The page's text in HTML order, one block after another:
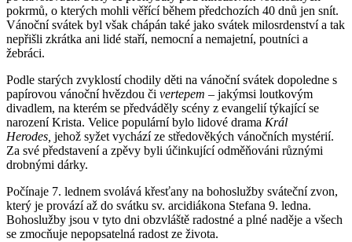
pokrmů, o kterých mohli věřící během předchozích 40 dnů jen snít.
Vánoční svátek byl však chápán také jako svátek milosrdenství a tak
nepřišli zkrátka ani lidé staří, nemocní a nemajetní, poutníci a
žebráci.
Podle starých zvyklostí chodily děti na vánoční svátek dopoledne s
papírovou vánoční hvězdou či vertepem – jakýmsi loutkovým
divadlem, na kterém se předváděly scény z evangelií týkající se
narození Krista. Velice populární bylo lidové drama Král
Herodes, jehož syžet vychází ze středověkých vánočních mystérií.
Za své představení a zpěvy byli účinkující odměňováni různými
drobnými dárky.
Počínaje 7. lednem svolává křesťany na bohoslužby sváteční zvon,
který je provází až do svátku sv. arcidiákona Stefana 9. ledna.
Bohoslužby jsou v tyto dni obzvláště radostné a plné naděje a všech
se zmocňuje nepopsatelná radost ze života.